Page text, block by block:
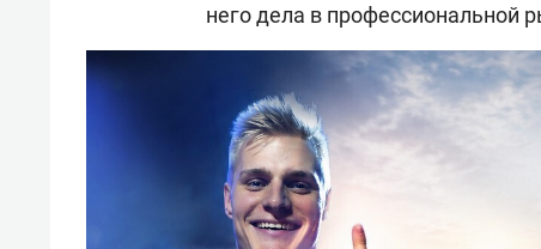
него дела в профессиональной